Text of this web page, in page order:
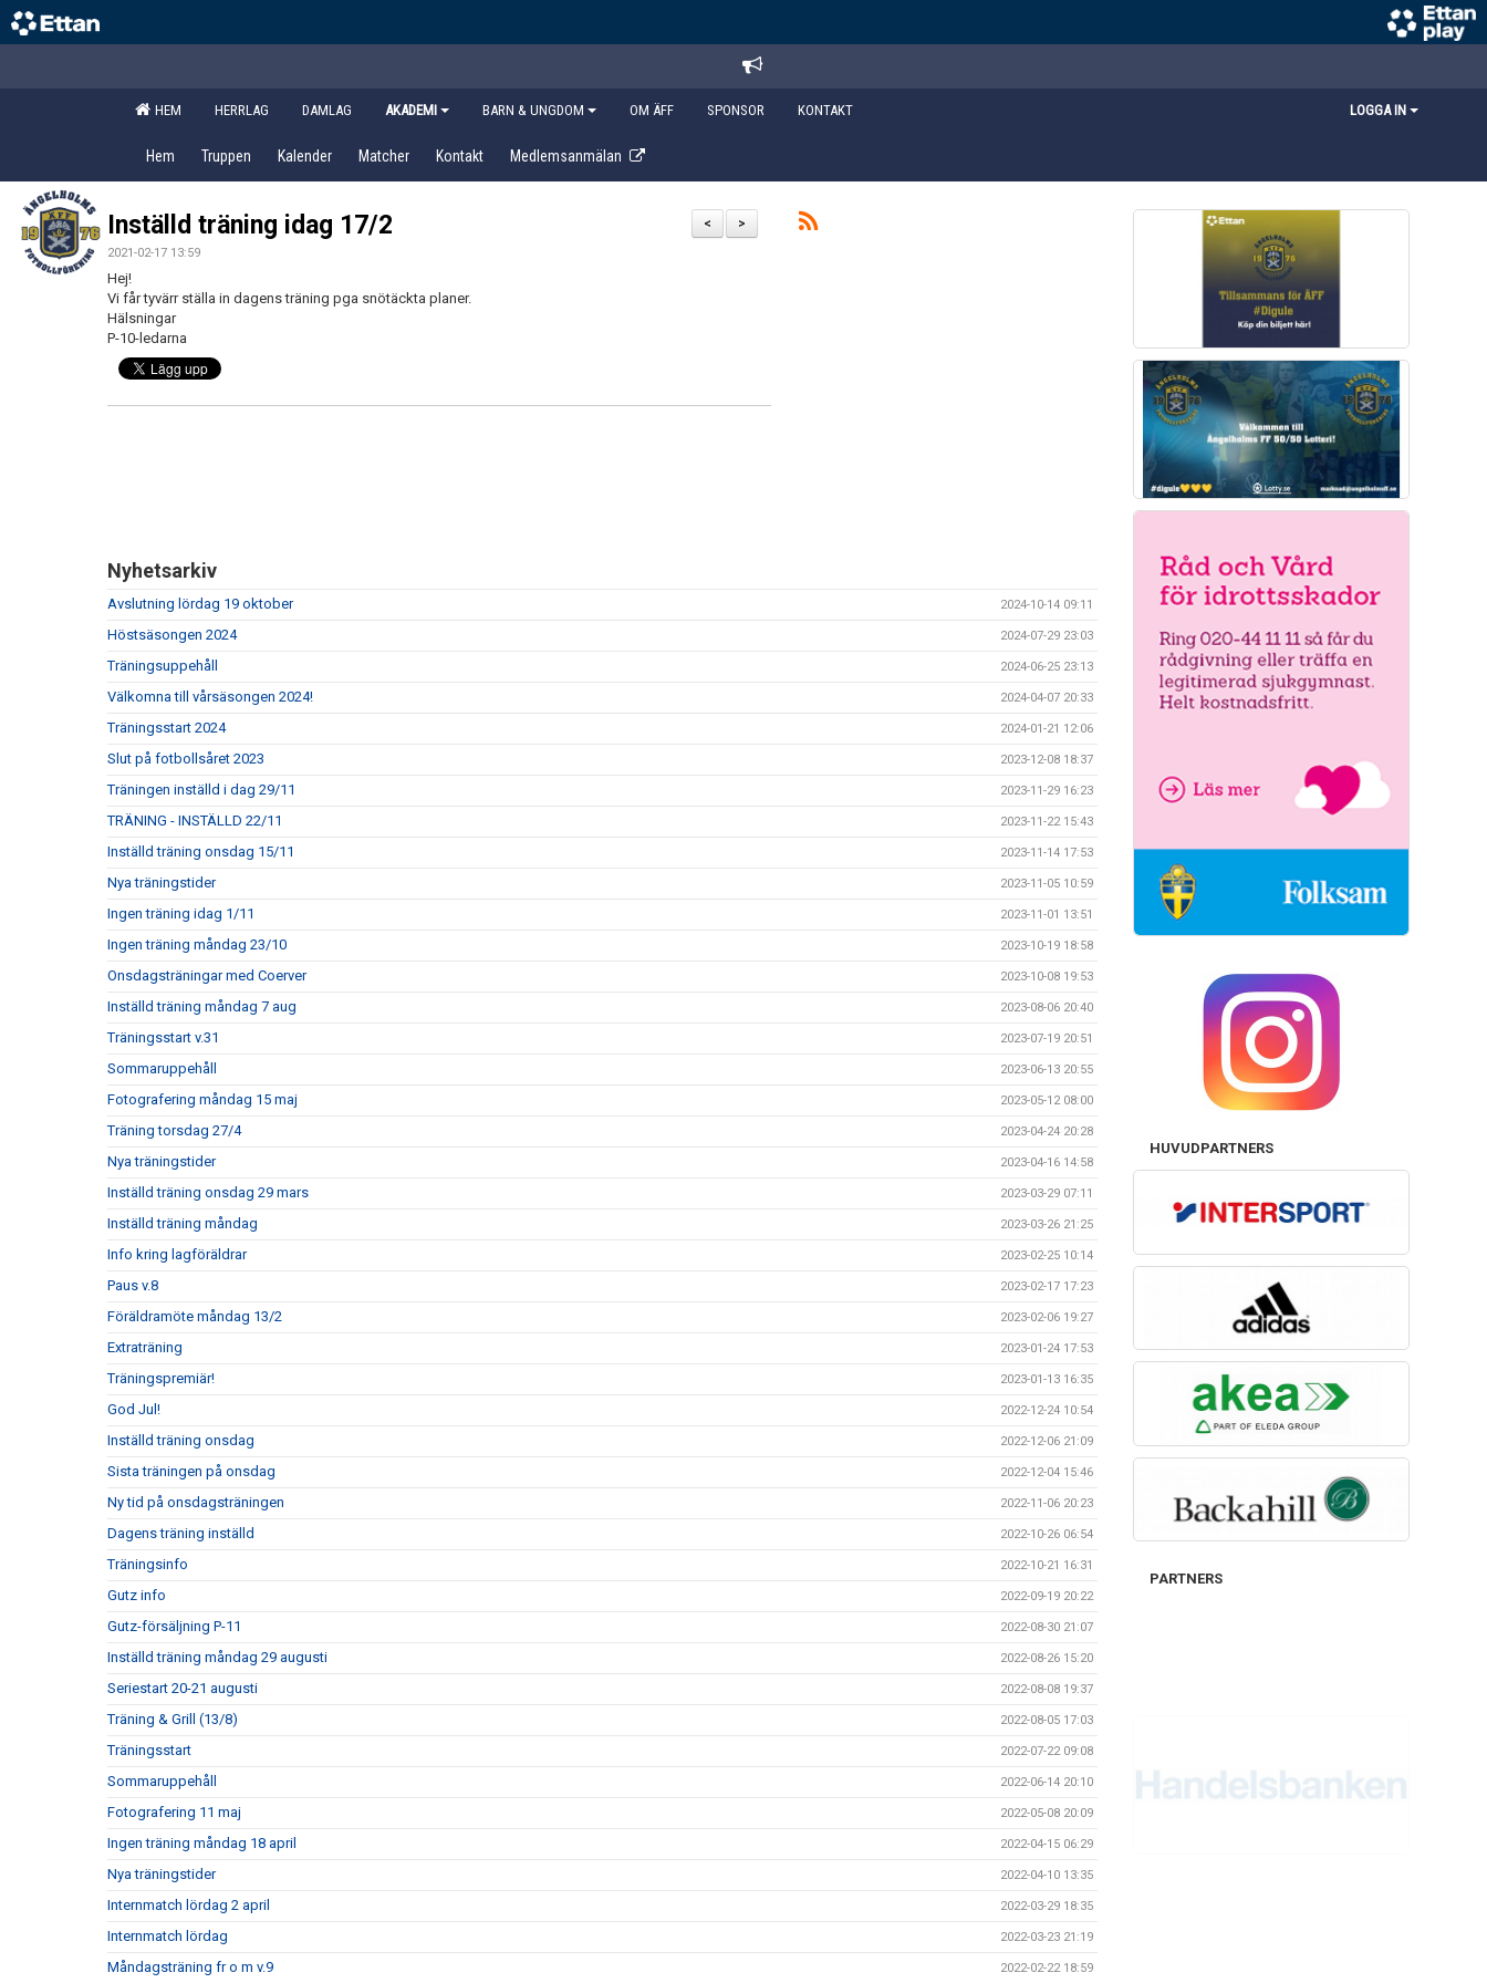
HEM HERRLAG DAMLAG AKADEMI BARN & UNGDOM OM ÄFF SPONSOR KONTAKT LOGGA IN
Hem Truppen Kalender Matcher Kontakt Medlemsanmälan
>
<
Inställd träning idag 17/2
2021-02-17 13:59
Hej!
Vi får tyvärr ställa in dagens träning pga snötäckta planer.
Hälsningar
P-10-ledarna
Nyhetsarkiv
Avslutning lördag 19 oktober 2024-10-14 09:11
Höstsäsongen 2024 2024-07-29 23:03
Träningsuppehåll 2024-06-25 23:13
Välkomna till vårsäsongen 2024! 2024-04-07 20:33
Träningsstart 2024 2024-01-21 12:06
Slut på fotbollsåret 2023 2023-12-08 18:37
Träningen inställd i dag 29/11 2023-11-29 16:23
TRÄNING - INSTÄLLD 22/11 2023-11-22 15:43
Inställd träning onsdag 15/11 2023-11-14 17:53
Nya träningstider 2023-11-05 10:59
Ingen träning idag 1/11 2023-11-01 13:51
Ingen träning måndag 23/10 2023-10-19 18:58
Onsdagsträningar med Coerver 2023-10-08 19:53
Inställd träning måndag 7 aug 2023-08-06 20:40
Träningsstart v.31 2023-07-19 20:51
Sommaruppehåll 2023-06-13 20:55
Fotografering måndag 15 maj 2023-05-12 08:00
Träning torsdag 27/4 2023-04-24 20:28
Nya träningstider 2023-04-16 14:58
Inställd träning onsdag 29 mars 2023-03-29 07:11
Inställd träning måndag 2023-03-26 21:25
Info kring lagföräldrar 2023-02-25 10:14
Paus v.8 2023-02-17 17:23
Föräldramöte måndag 13/2 2023-02-06 19:27
Extraträning 2023-01-24 17:53
Träningspremiär! 2023-01-13 16:35
God Jul! 2022-12-24 10:54
Inställd träning onsdag 2022-12-06 21:09
Sista träningen på onsdag 2022-12-04 15:46
Ny tid på onsdagsträningen 2022-11-06 20:23
Dagens träning inställd 2022-10-26 06:54
Träningsinfo 2022-10-21 16:31
Gutz info 2022-09-19 20:22
Gutz-försäljning P-11 2022-08-30 21:07
Inställd träning måndag 29 augusti 2022-08-26 15:20
Seriestart 20-21 augusti 2022-08-08 19:37
Träning & Grill (13/8) 2022-08-05 17:03
Träningsstart 2022-07-22 09:08
Sommaruppehåll 2022-06-14 20:10
Fotografering 11 maj 2022-05-08 20:09
Ingen träning måndag 18 april 2022-04-15 06:29
Nya träningstider 2022-04-10 13:35
Internmatch lördag 2 april 2022-03-29 18:35
Internmatch lördag 2022-03-23 21:19
Måndagsträning fr o m v.9 2022-02-22 18:59
HUVUDPARTNERS
PARTNERS